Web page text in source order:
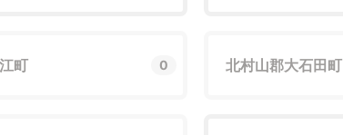
町 0 北村山郡大石田町